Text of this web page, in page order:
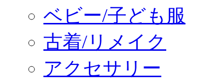
ベビー/子ども服
古着/リメイク
アクセサリー